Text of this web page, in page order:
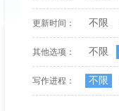
更新时间： 不限
其他选项： 不限
写作进程： 不限